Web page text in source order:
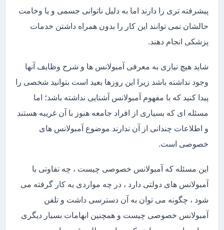
پیشرفته تری را دارند اما به دلیل ناتوانی جسمی و یا وخامت
حالشان نمی توانند این کار را بدون همراه داشتن خدمات
پزشکی انجام دهند.
شاید هیچ نیازی به معرفی آمبولانس ها و شرح وظایف آنها
وجود نداشته باشد زیرا این روزها بعید است بتوانید شخصی را
پیدا کنید که با مفهوم آمبولانس آشنایی نداشته باشد؛ اما
مسئله ای که بسیاری از افراد جامعه هنوز با آن غریبه هستند
و اطلاعات چندانی از آن ندارند موضوع آمبولانس های
خصوصی است.
این مسئله که آمبولانس خصوصی چیست ، چه تفاوتی با
آمبولانس های دولتی دارد ، در چه مواردی به کار گرفته می
شود ، چگونه می توان به آن دسترسی داشت و تلفن
آمبولانس خصوصی چیست و همچنین ابهامات بسیار دیگری